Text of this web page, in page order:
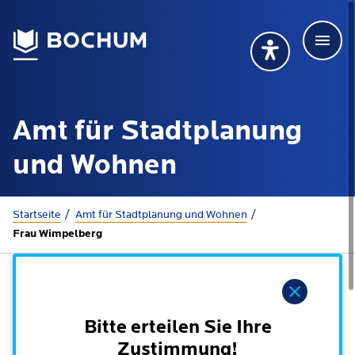
Übersetzung
Deutsch
Amt für Stadtplanung
und Wohnen
Startseite Amt für Stadtplanung und Wohnen
Frau Wimpelberg
Bitte erteilen Sie Ihre
Zustimmung!
Übersetzung wählen (öffnet sich in Google
Deutsch
115 anrufen
Rathaus
Online-Terminbuchung
Dienstleistungen nach Lebenslagen